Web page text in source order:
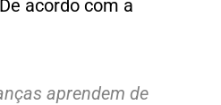
acordo com a
aprendem de